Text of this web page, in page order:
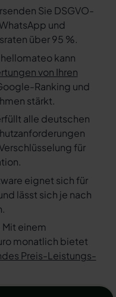
Sie DSGVO-
und
über 95 %.
hellomateo kann
von Ihren
Ranking und
stärkt.
alle deutschen
für
eignet sich für
lässt sich je nach
Mit einem
monatlich bietet
Preis-Leistungs-